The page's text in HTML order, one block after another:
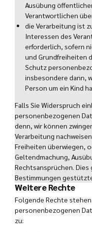
Ausübung
Verantwortlichen
die Verarbeitung ist
Interessen des
erforderlich, sofern
und Grundfreiheiten
Schutz
insbesondere dann,
Person um ein Kind
Falls Sie Widerspruch
personenbezogenen
denn, wir können
Verarbeitung
Freiheiten überwiegen,
Geltendmachung,
Rechtsansprüchen. Dies
Bestimmungen
Weitere Rechte
Folgende Rechte
personenbezogenen
zu: